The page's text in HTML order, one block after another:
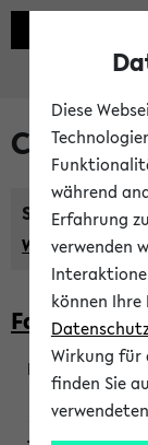
Courses
Semester:
WiSe 2026/2027
Faculty of
200923
Diese
während
Erfahrung
verwenden
können
Wirkung für
finden Sie